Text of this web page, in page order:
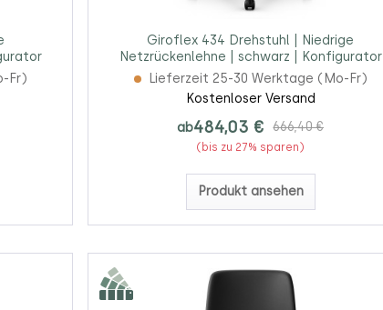
Fr)
Giroflex 434 Drehstuhl | Niedrige
Netzrückenlehne | schwarz | Konfigurator
Lieferzeit 25-30 Werktage (Mo-Fr)
Kostenloser Versand
ab484,03 € 666,40 €
(bis zu 27% sparen)
Produkt ansehen